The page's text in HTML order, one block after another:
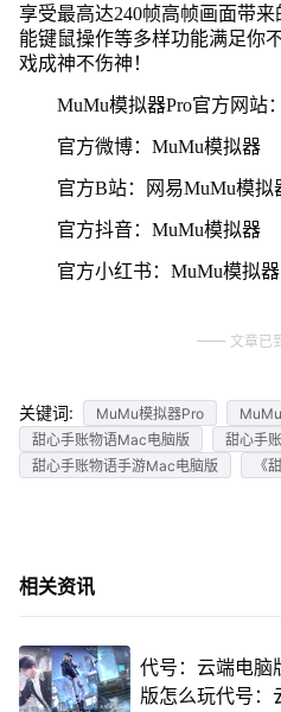
享受最高达240帧高帧画面带
能键鼠操作等多样功能满足你
戏成神不伤神！
MuMu模拟器Pro官方网站：
官方微博：MuMu模拟器
官方B站：网易MuMu模拟
官方抖音：MuMu模拟器
官方小红书：MuMu模拟器
文章已
关键词: MuMu模拟器Pro
甜心手账物语Mac电脑版
甜心手
甜心手账物语手游Mac电脑版
《
相关资讯
代号：云端电脑
版怎么玩代号：